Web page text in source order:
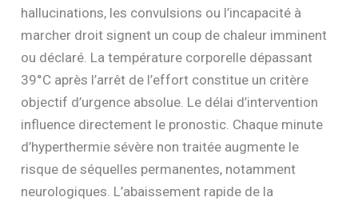
hallucinations, les convulsions ou l’incapacité à
marcher droit signent un coup de chaleur imminent
ou déclaré. La température corporelle dépassant
39°C après l’arrêt de l’effort constitue un critère
objectif d’urgence absolue. Le délai d’intervention
influence directement le pronostic. Chaque minute
d’hyperthermie sévère non traitée augmente le
risque de séquelles permanentes, notamment
neurologiques. L’abaissement rapide de la